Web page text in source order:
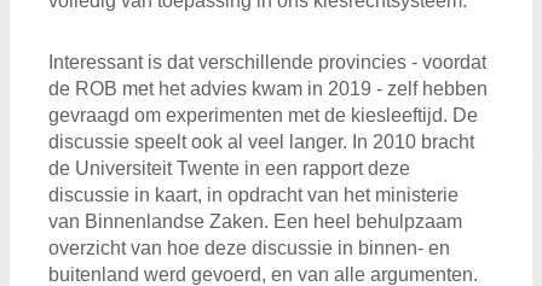
Interessant is dat verschillende provincies - voordat
de ROB met het advies kwam in 2019 - zelf hebben
gevraagd om experimenten met de kiesleeftijd. De
discussie speelt ook al veel langer. In 2010 bracht
de Universiteit Twente in een rapport deze
discussie in kaart, in opdracht van het ministerie
van Binnenlandse Zaken. Een heel behulpzaam
overzicht van hoe deze discussie in binnen- en
buitenland werd gevoerd, en van alle argumenten.